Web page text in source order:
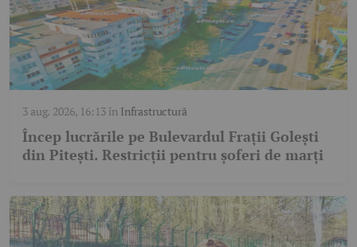
3 aug. 2026, 16:13în Infrastructură
Încep lucrările pe Bulevardul Frații Golești
din Pitești. Restricții pentru șoferi de marți